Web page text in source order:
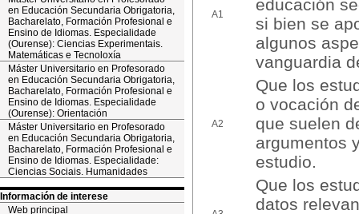
en Educación Secundaria Obrigatoria,
Bacharelato, Formación Profesional e
Ensino de Idiomas. Especialidade
(Ourense): Ciencias Experimentais.
Matemáticas e Tecnoloxía
Máster Universitario en Profesorado
en Educación Secundaria Obrigatoria,
Bacharelato, Formación Profesional e
Ensino de Idiomas. Especialidade
(Ourense): Orientación
Máster Universitario en Profesorado
en Educación Secundaria Obrigatoria,
Bacharelato, Formación Profesional e
Ensino de Idiomas. Especialidade:
Ciencias Sociais. Humanidades
Información de interese
Web principal
A1
educación
si bien se
algunos
vanguardia
A2
Que los
o vocación
que suelen
argumentos
estudio.
Que los
datos